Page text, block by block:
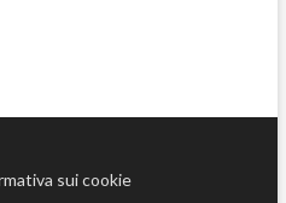
sui cookie